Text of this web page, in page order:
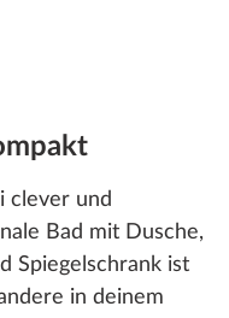
clever und
Bad mit Dusche,
Spiegelschrank ist
in deinem